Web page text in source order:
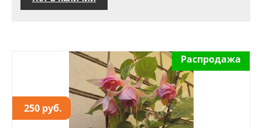
250 руб.
Распродажа